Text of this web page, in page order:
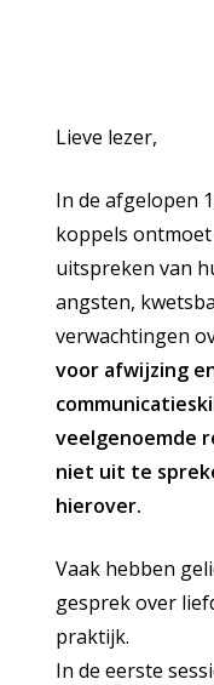
Lieve lezer,
In de afgelopen
koppels
uitspreken van
angsten,
verwachtingen
voor afwijzing
veelgenoemde
niet uit te
hierover.
Vaak hebben
gesprek over
praktijk.
In de eerste